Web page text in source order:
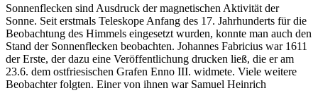
Sonnenflecken sind Ausdruck der magnetischen Aktivität der
Sonne. Seit erstmals Teleskope Anfang des 17. Jahrhunderts für die
Beobachtung des Himmels eingesetzt wurden, konnte man auch den
Stand der Sonnenflecken beobachten. Johannes Fabricius war 1611
der Erste, der dazu eine Veröffentlichung drucken ließ, die er am
23.6. dem ostfriesischen Grafen Enno III. widmete. Viele weitere
Beobachter folgten. Einer von ihnen war Samuel Heinrich